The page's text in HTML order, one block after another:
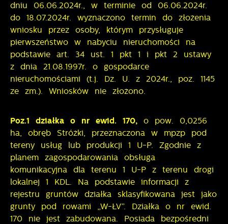
dniu 06.06.2024r., w terminie od 06.06.2024r.
do 18.07.2024r. wyznaczono termin do złożenia
wniosku przez osoby, którym przysługuje
pierwszeństwo w nabyciu nieruchomości na
podstawie art. 34 ust. 1 pkt 1 i pkt 2 ustawy
z dnia 21.08.1997r. o gospodarce
nieruchomościami (t.j. Dz. U. z 2024r., poz. 1145
ze zm.). Wniosków nie złożono.
Poz.1 działka o nr ewid. 170, o pow. 0,0256
ha, obręb Stróżki, przeznaczona w mpzp pod
tereny usług lub produkcji 1 U-P. Zgodnie z
planem zagospodarowania obsługa
komunikacyjna dla terenu 1 U-P z terenu drogi
lokalnej 1 KDL. Na podstawie informacji z
rejestru gruntów działka sklasyfikowana jest jako
grunty pod rowami „W-ŁV”. Działka o nr ewid.
170 nie jest zabudowana. Posiada bezpośredni